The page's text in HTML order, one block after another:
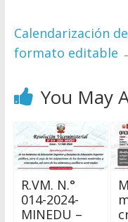
Calendarización
formato editable
You May
R.VM. N.°
014-2024-
MINEDU –